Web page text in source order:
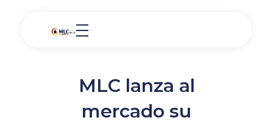
MLC lanza al
mercado su